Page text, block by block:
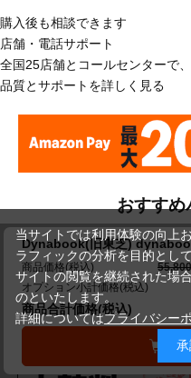
Dynabook(旧東芝)
商品価格(税込)
オプション小計価格(税込)
商品合計価格(税込)
カ
購入後も相談できます
店舗・電話サポート
全国25店舗とコールセンターで
品質とサポートを詳しく見る
おすすめ
当サイトでは利用体験の向上
ラフィックの分析を目的とし
サイトの閲覧を継続された場
のといたします。
詳細についてはプライバシー